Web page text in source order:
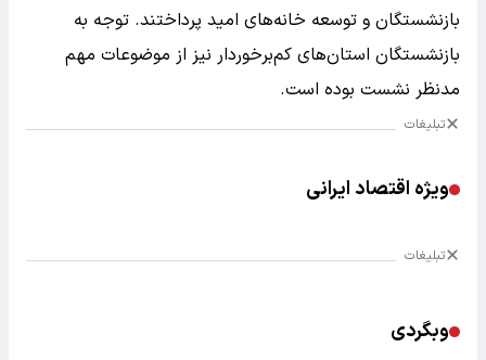
بازنشستگان و توسعه خانه‌های امید پرداختند. توجه به
بازنشستگان استان‌های کم‌برخوردار نیز از موضوعات مهم
مدنظر نشست بوده است.
تبلیغات
ویژه اقتصاد ایرانی
تبلیغات
وبگردی